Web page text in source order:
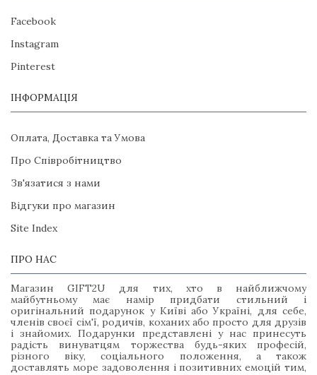
Facebook
Instagram
Pinterest
ІНФОРМАЦІЯ
Оплата, Доставка та Умова
Про Співробітництво
Зв'язатися з нами
Відгуки про магазин
Site Index
ПРО НАС
Магазин GIFT2U для тих, хто в найближчому
майбутньому має намір придбати стильний і
оригінальний подарунок у Київі або Україні, для себе,
членів своєї сім'ї, родичів, коханих або просто для друзів
і знайомих. Подарунки представлені у нас принесуть
радість винуватцям торжества будь-яких професій,
різного віку, соціального положення, а також
доставлять море задоволення і позитивних емоцій тим,